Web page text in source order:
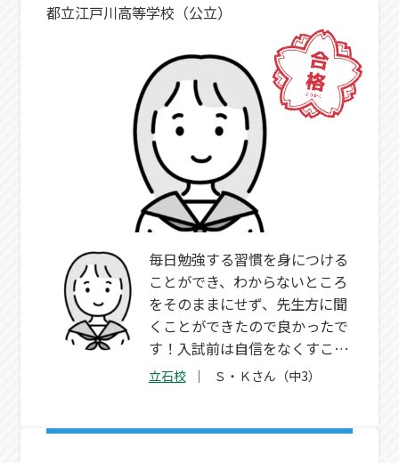
都立江戸川高等学校（公立）
毎日勉強する習慣を身につける
ことができ、わからないところ
をそのままにせず、先生方に聞
くことができたので良かったで
す！入試前は自信をなくすこと
もありましたが、優しく声をか
立石校 Ｓ・Ｋさん（中3）